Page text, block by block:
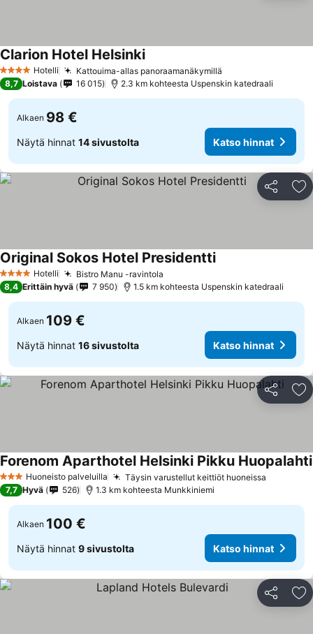
4 Tähtiluokitus
Hotelli Kattouima-allas panoraamanäkymillä
Clarion Hotel Helsinki
8,7 Loistava 16 015 2.3 km kohteesta Uspenskin katedraali
Alkaen 98 €
Näytä hinnat 14 sivustolta Katso hinnat
Jaa
4 Tähtiluokitus
Hotelli Bistro Manu -ravintola
Original Sokos Hotel Presidentti
8,4 Erittäin hyvä 7 950 1.5 km kohteesta Uspenskin katedraali
Alkaen 109 €
Näytä hinnat 16 sivustolta Katso hinnat
Jaa
3 Tähtiluokitus
Huoneisto palveluilla Täysin varustellut keittiöt huoneissa
Forenom Aparthotel Helsinki Pikku Huopalahti
7,7 Hyvä 526 1.3 km kohteesta Munkkiniemi
Alkaen 100 €
Näytä hinnat 9 sivustolta Katso hinnat
Jaa